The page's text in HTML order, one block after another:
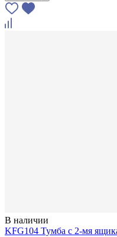
В наличии
KFG104 Тумба с 2-мя